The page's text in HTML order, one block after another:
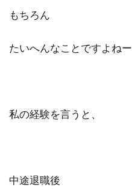
もちろん
たいへんなことですよねー
私の経験を言うと、
中途退職後